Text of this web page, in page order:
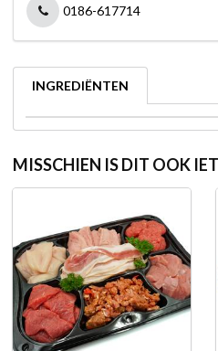
0186-617714
INGREDIËNTEN
MISSCHIEN IS DIT OOK